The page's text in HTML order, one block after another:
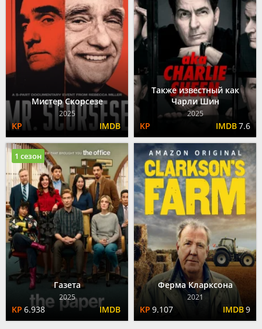
Мистер Скорсезе
2025
Также известный как
Чарли Шин
2025
7.6
Газета
2025
6.938
1 сезон
Ферма Кларксона
2021
9.107 9